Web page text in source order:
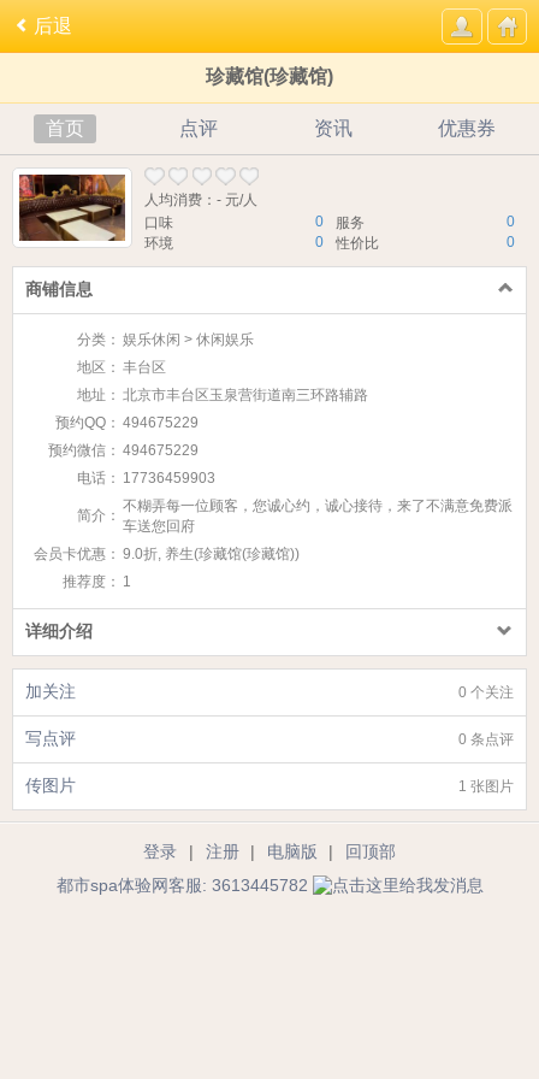
后退
珍藏馆(珍藏馆)
首页 点评 资讯 优惠券
人均消费：- 元/人
0
口味 0
服务
0
环境 0
性价比
商铺信息
分类： 娱乐休闲 > 休闲娱乐
地区： 丰台区
地址： 北京市丰台区玉泉营街道南三环路辅路
预约QQ： 494675229
预约微信： 494675229
电话： 17736459903
简介：
不糊弄每一位顾客，您诚心约，诚心接待，来了不满意免费派
车送您回府
会员卡优惠： 9.0折, 养生(珍藏馆(珍藏馆))
推荐度： 1
详细介绍
0 个关注
加关注
0 条点评
写点评
1 张图片
传图片
登录 | 注册 | 电脑版 |
回顶部
都市spa体验网客服: 3613445782